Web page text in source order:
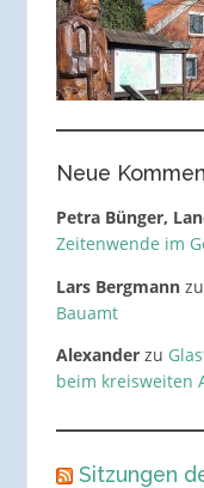
Neue
Petra Bünger,
Zeitenwende im
Lars Bergmannzu
Bauamt
Alexanderzu
beim kreisweiten
Sitzungen